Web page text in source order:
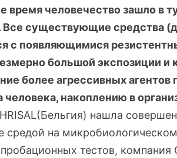
время человечество зашло в
существующие средства
с появляющимися
большой экспозиции и
более агрессивных
человека, накоплению в
нашла
средой на
тестов,